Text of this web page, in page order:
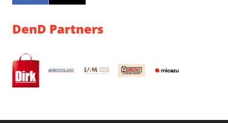
DenD Partners